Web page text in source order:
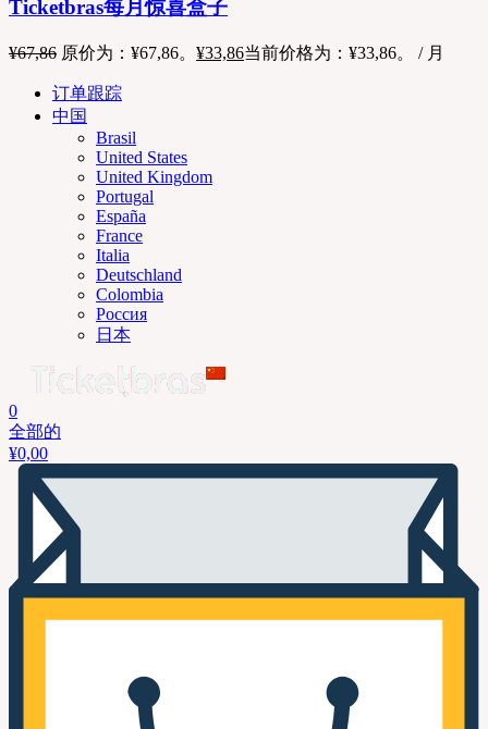
Ticketbras每月惊喜盒子
¥67,86 原价为：¥67,86。 ¥33,86当前价格为：¥33,86。 / 月
订单跟踪
中国
Brasil
United States
United Kingdom
Portugal
España
France
Italia
Deutschland
Colombia
Россия
日本
0
全部的
¥0,00